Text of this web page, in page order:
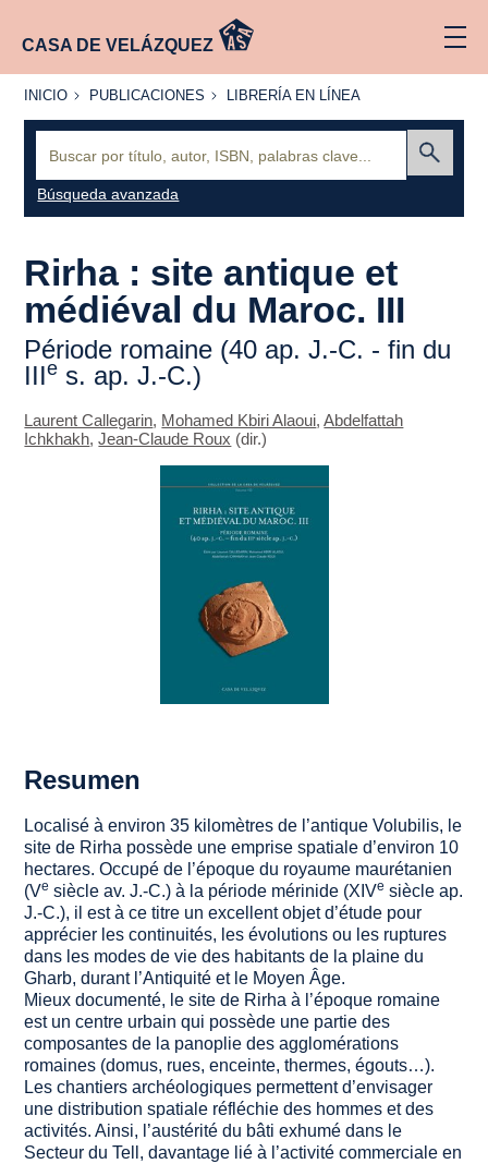
CASA DE VELÁZQUEZ
INICIO
INICIO PUBLICACIONES
PUBLICACIONES
LIBRERÍA
LÍNEA
LIBRERÍA EN LÍNEA
Búsqueda avanzada
Rirha : site antique et
médiéval du Maroc. III
Période romaine (40 ap. J.-C. - fin du
IIIe s. ap. J.-C.)
Laurent Callegarin, Mohamed Kbiri Alaoui,Abdelfattah
Ichkhakh,Jean-Claude Roux (dir.)
Resumen
Localisé à environ 35 kilomètres de l’antiqueVolubilis, le
site de Rirha possède une emprise spatiale d’environ 10
hectares. Occupé de l’époque du royaume maurétanien
(Ve siècle av. J.-C.) à la période mérinide (XIVe siècle ap.
J.-C.), il est à ce titre un excellent objet d’étude pour
apprécier les continuités, les évolutions ou les ruptures
dans les modes de vie des habitants de la plaine du
Gharb, durant l’Antiquité et le Moyen Âge.
Mieux documenté, le site de Rirha à l’époque romaine
est un centre urbain qui possède une partie des
composantes de la panoplie des agglomérations
romaines (domus, rues, enceinte, thermes, égouts…).
Les chantiers archéologiques permettent d’envisager
une distribution spatiale réfléchie des hommes et des
activités. Ainsi, l’austérité du bâti exhumé dans le
Secteur du Tell, davantage lié à l’activité commerciale en